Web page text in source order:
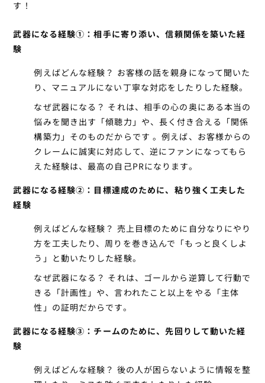
す！
武器になる経験①：相手に寄り添い、信頼関係を築いた経
験
例えばどんな経験？ お客様の話を親身になって聞いた
り、マニュアルにない丁寧な対応をしたりした経験。
なぜ武器になる？ それは、相手の心の奥にある本当の
悩みを聞き出す「傾聴力」や、長く付き合える「関係
構築力」そのものだからです 。例えば、お客様からの
クレームに誠実に対応して、逆にファンになってもら
えた経験は、最高の自己PRになります。
武器になる経験②：目標達成のために、粘り強く工夫した
経験
例えばどんな経験？ 売上目標のために自分なりにやり
方を工夫したり、周りを巻き込んで「もっと良くしよ
う」と動いたりした経験。
なぜ武器になる？ それは、ゴールから逆算して行動で
きる「計画性」や、言われたこと以上をやる「主体
性」の証明だからです。
武器になる経験③：チームのために、先回りして動いた経
験
例えばどんな経験？ 後の人が困らないように情報を整